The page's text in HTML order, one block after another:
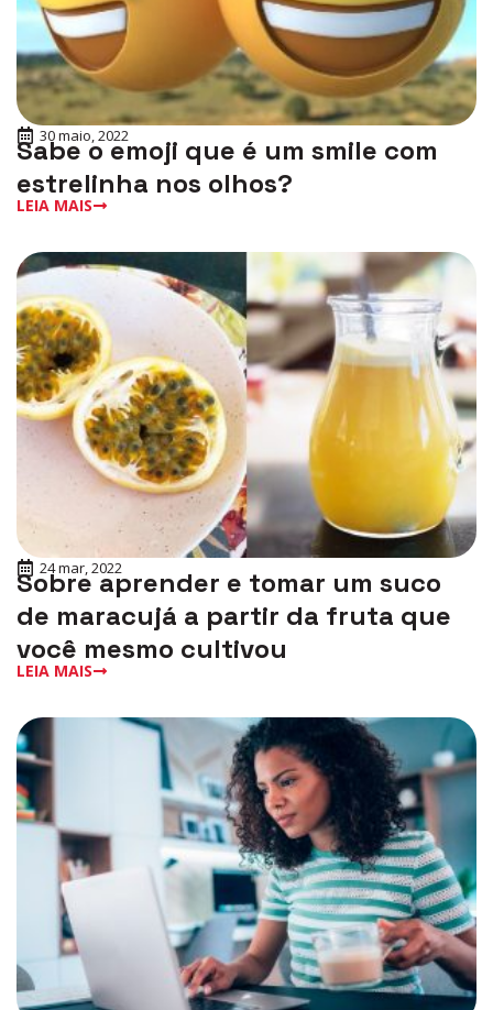
30 maio, 2022
Sabe o emoji que é um smile com
estrelinha nos olhos?
LEIA MAIS
24 mar, 2022
Sobre aprender e tomar um suco
de maracujá a partir da fruta que
você mesmo cultivou
LEIA MAIS